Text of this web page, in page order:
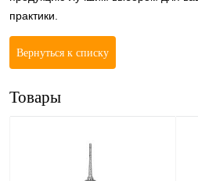
практики.
Вернуться к списку
Товары